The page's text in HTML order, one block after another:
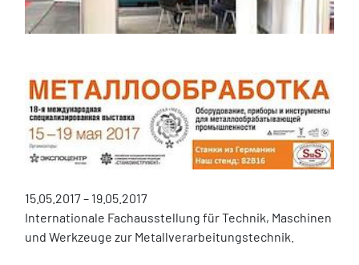
15.05.2017 – 19.05.2017
Internationale Fachausstellung für Technik, Maschinen
und Werkzeuge zur Metallverarbeitungstechnik.